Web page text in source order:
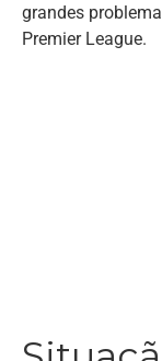
grandes
Premier League.